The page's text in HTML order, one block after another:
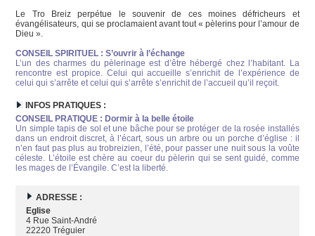
Le Tro Breiz perpétue le souvenir de ces moines défricheurs et
évangélisateurs, qui se proclamaient avant tout « pèlerins pour l’amour de
Dieu ».
CONSEIL SPIRITUEL : S’ouvrir à l’échange
L’un des charmes du pèlerinage est d’être hébergé chez l’habitant. La
rencontre est propice. Celui qui accueille s’enrichit de l’expérience de
celui qui s’arrête et celui qui s’arrête s’enrichit de l’accueil qu’il reçoit.
INFOS PRATIQUES :
CONSEIL PRATIQUE : Dormir à la belle étoile
Un simple tapis de sol et une bâche pour se protéger de la rosée installés
dans un endroit discret, à l’écart, sous un arbre ou un porche d’église : il
n’en faut pas plus au trobreizien, l’été, pour passer une nuit sous la voûte
céleste. L’étoile est chère au coeur du pèlerin qui se sent guidé, comme
les mages de l’Évangile. C’est la liberté.
ADRESSE :
Eglise
4 Rue Saint-André
22220 Tréguier